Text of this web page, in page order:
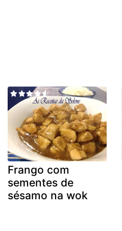
Frango com
sementes de
sésamo na wok